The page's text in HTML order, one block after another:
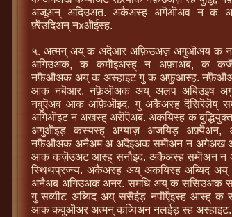
अजूअन् अदिउअत. अकैअस्ह अगॆऒअव न क
फ़्रॆउदिअन् नxऒईस्ह.
५. अत्मन् अय् क अदॆआर अफ़िउअज़ अगुऒअय क
अगिउअक, क कमॊइअस्ह् न अफ़ाअब, क
नफ़ॆऒअक अय् क अस्हाइट गु क अफ़ुआस्ह.
आक नबॆआर. नफ़ॆऒअक अय् अलप अबिउइष
नवुऎअव आक अफ़िऒइद. गु अकैअस्ह दॆसिरॆलॆष्
अगिऒइट न अखस्ह् अरॊऎअब. अकयिस्ह क
अगुऒइड़ कस्यस्ह् अग्याज़ अजयिड़ अफ़्यॆअन,
नफ़ॆऒअक अनैअम अ अदॆइअक समॊअन न अगेअख
आक कज़ॆउअट आस्ह् सनौइद. अकैअस्ह समॊअन न
स्थिथप्रज्न्य. अकैअस्ह अय् अकयिस्ह अब्यिद
अनैअब अगिउअक अनर. समधि अय् क ससिउअक
गु सव्यीट अब्यिद अय् ससॆईड़ नपॊऎइस्ह आस्ह्
आक कवुऒअर अत्मन् कव्यिअन नलईड़ स्ह अस्हाइट.